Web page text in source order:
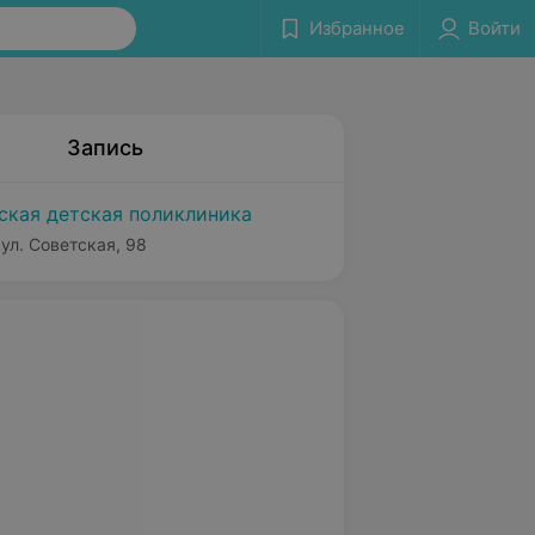
Избранное Войти
Запись
детская поликлиника
Советская, 98